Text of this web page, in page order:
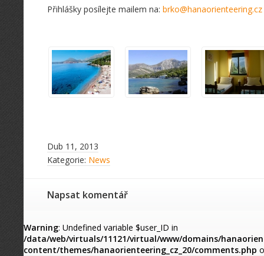
Přihlášky posílejte mailem na: brko@hanaorienteering.cz
Dub 11, 2013
Kategorie: News
Napsat komentář
Warning: Undefined variable $user_ID in
/data/web/virtuals/11121/virtual/www/domains/
content/themes/hanaorienteering_cz_20/comments.php